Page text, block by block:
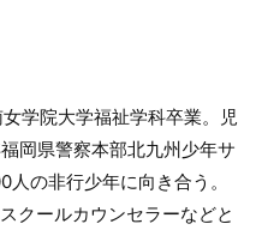
学院大学福祉学科卒業。児
岡県警察本部北九州少年サ
の非行少年に向き合う。
クールカウンセラーなどと